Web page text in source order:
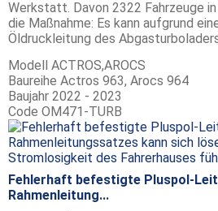
Werkstatt. Davon 2322 Fahrzeuge
die Maßnahme: Es kann aufgrund
Öldruckleitung des
Modell ACTROS,AROCS
Baureihe Actros 963, Arocs 964
Baujahr 2022 - 2023
Code OM471-TURB
Fehlerhaft befestigte Pluspol-
Rahmenleitung...